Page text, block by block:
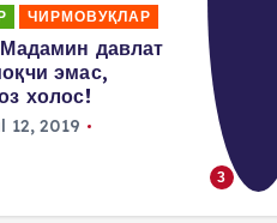
ЧИРМОВУҚЛАР
давлат
эмас,
холос!
12, 2019
3